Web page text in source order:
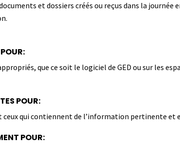
et dossiers créés ou reçus dans la journée
que ce soit le logiciel de GED ou sur les
POUR:
ceux qui contiennent de l’information pertinente et
POUR: